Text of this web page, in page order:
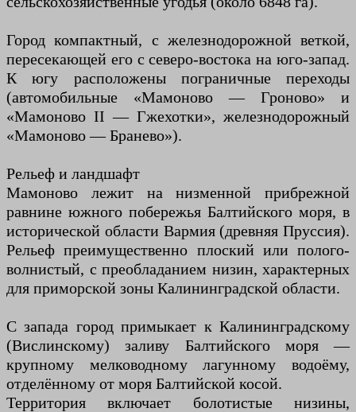
Город компактный, с железнодорожной веткой,
пересекающей его с северо-востока на юго-запад.
К югу расположены пограничные переходы
(автомобильные «Мамоново — Гроново» и
«Мамоново II — Гжехотки», железнодорожный
«Мамоново — Бранево»).
Рельеф и ландшафт
Мамоново лежит на низменной прибрежной
равнине южного побережья Балтийского моря, в
исторической области Вармия (древняя Пруссия).
Рельеф преимущественно плоский или полого-
волнистый, с преобладанием низин, характерных
для приморской зоны Калининградской области.
С запада город примыкает к Калининградскому
(Вислинскому) заливу Балтийского моря —
крупному мелководному лагунному водоёму,
отделённому от моря Балтийской косой.
Территория включает болотистые низины,